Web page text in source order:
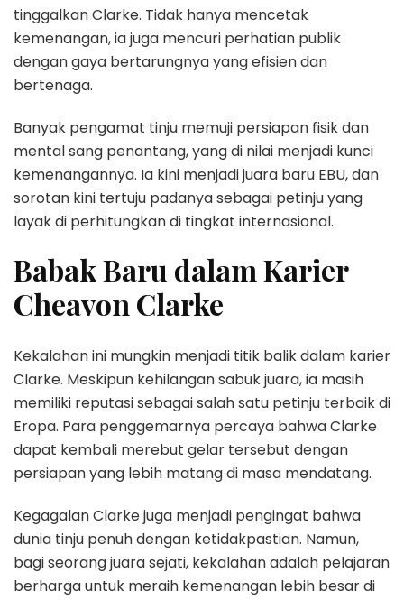
tinggalkan Clarke. Tidak hanya mencetak
kemenangan, ia juga mencuri perhatian publik
dengan gaya bertarungnya yang efisien dan
bertenaga.
Banyak pengamat tinju memuji persiapan fisik dan
mental sang penantang, yang di nilai menjadi kunci
kemenangannya. Ia kini menjadi juara baru EBU, dan
sorotan kini tertuju padanya sebagai petinju yang
layak di perhitungkan di tingkat internasional.
Babak Baru dalam Karier
Cheavon Clarke
Kekalahan ini mungkin menjadi titik balik dalam karier
Clarke. Meskipun kehilangan sabuk juara, ia masih
memiliki reputasi sebagai salah satu petinju terbaik di
Eropa. Para penggemarnya percaya bahwa Clarke
dapat kembali merebut gelar tersebut dengan
persiapan yang lebih matang di masa mendatang.
Kegagalan Clarke juga menjadi pengingat bahwa
dunia tinju penuh dengan ketidakpastian. Namun,
bagi seorang juara sejati, kekalahan adalah pelajaran
berharga untuk meraih kemenangan lebih besar di